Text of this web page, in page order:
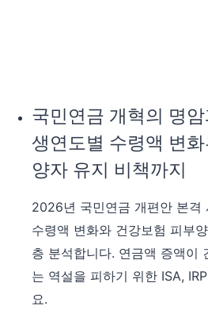
국민연금 개혁의 명
생연도별 수령액 변
양자 유지 비책까지
2026년 국민연금 개편안 본격
수령액 변화와 건강보험 피부
층 분석합니다. 연금액 증액이
는 역설을 피하기 위한 ISA,
요.